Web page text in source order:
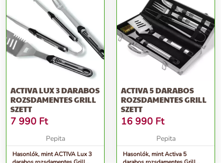
ACTIVA LUX 3 DARABOS
ROZSDAMENTES GRILL
SZETT
7 990 Ft
Pepita
Hasonlók, mint ACTIVA Lux 3
ACTIVA 5 DARABOS
ROZSDAMENTES GRILL
SZETT
16 990 Ft
Pepita
Hasonlók, mint Activa 5